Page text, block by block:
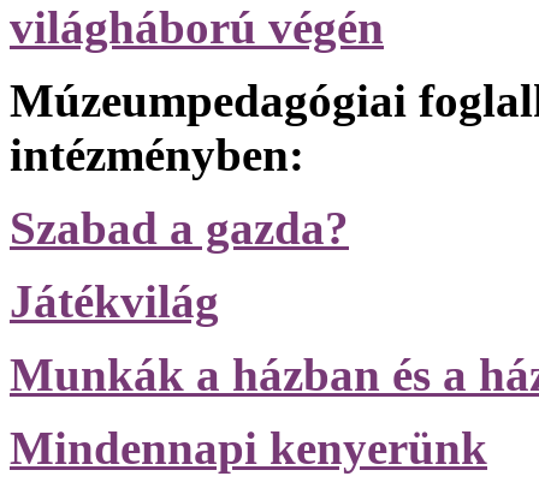
világháború végén
Múzeumpedagógiai
intézményben:
Szabad a gazda?
Játékvilág
Munkák a házban és a
Mindennapi kenyerünk